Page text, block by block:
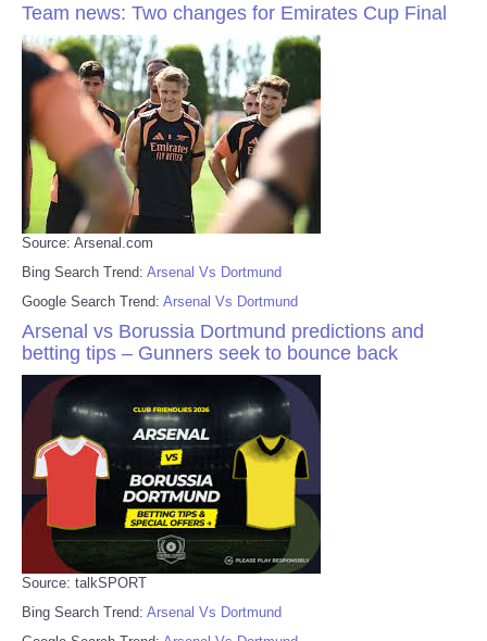
Team news: Two changes for Emirates Cup Final
Source: Arsenal.com
Bing Search Trend: Arsenal Vs Dortmund
Google Search Trend: Arsenal Vs Dortmund
Arsenal vs Borussia Dortmund predictions and
betting tips – Gunners seek to bounce back
Source: talkSPORT
Bing Search Trend: Arsenal Vs Dortmund